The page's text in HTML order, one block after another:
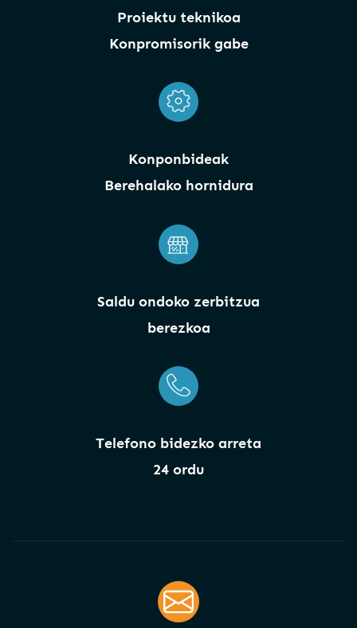
Proiektu teknikoa
Konpromisorik gabe
Konponbideak
Berehalako hornidura
Saldu ondoko zerbitzua
berezkoa
Telefono bidezko arreta
24 ordu